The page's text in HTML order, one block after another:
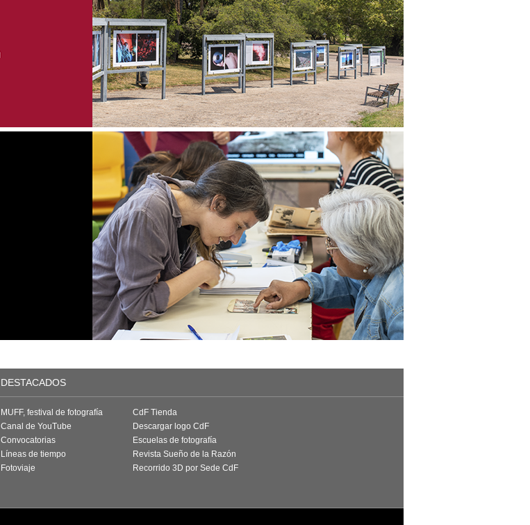
DESTACADOS
MUFF, festival de fotografía
Canal de YouTube
Convocatorias
Líneas de tiempo
Fotoviaje
CdF Tienda
Descargar logo CdF
Escuelas de fotografía
Revista Sueño de la Razón
Recorrido 3D por Sede CdF